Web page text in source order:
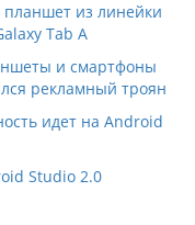
из линейки
Tab A
и смартфоны
рекламный троян
идет на Android
Studio 2.0